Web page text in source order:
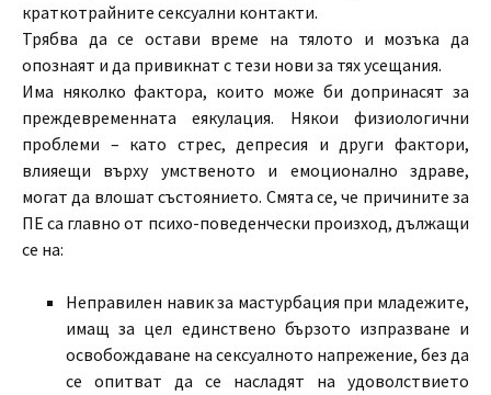
краткотрайните сексуални контакти.
Трябва да се остави време на тялото и мозъка да
опознаят и да привикнат с тези нови за тях усещания.
Има няколко фактора, които може би допринасят за
преждевременната еякулация. Някои физиологични
проблеми – като стрес, депресия и други фактори,
влияещи върху умственото и емоционално здраве,
могат да влошат състоянието. Смята се, че причините за
ПЕ са главно от психо-поведенчески произход, дължащи
се на:
Неправилен навик за мастурбация при младежите,
имащ за цел единствено бързото изпразване и
освобождаване на сексуалното напрежение, без да
се опитват да се насладят на удоволствието